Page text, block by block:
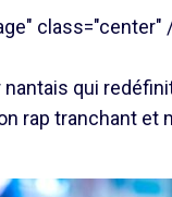
class="center"
nantais qui
rap tranchant et